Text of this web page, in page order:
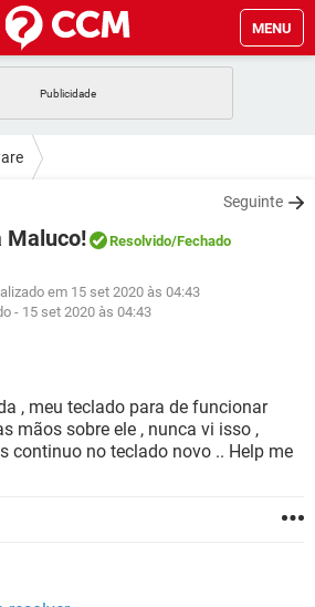
MENU
GMAIL
GMAIL
WHATSAPP
EXCEL
WHATSAPP
GMAIL
EXCEL
Seguinte
Maluco! Resolvido/Fechado
em 15 set 2020 às 04:43
- 15 set 2020 às 04:43
, meu teclado para de funcionar
mãos sobre ele , nunca vi isso ,
continuo no teclado novo .. Help me